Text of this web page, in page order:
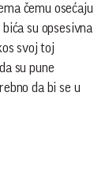
čemu osećaju
su opsesivna
svoj toj
su pune
da bi se u